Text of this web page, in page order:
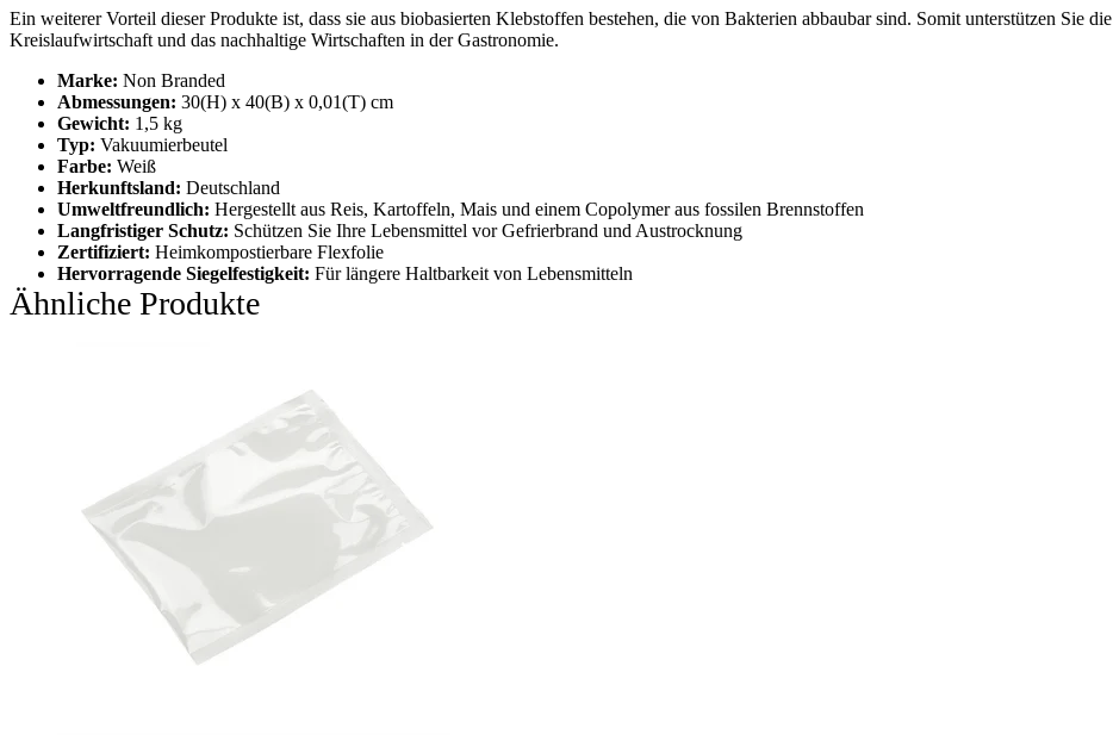
Ein weiterer Vorteil dieser Produkte ist, dass sie aus biobasierten Klebstoffen bestehen, die von Bakterien abbaubar sind. Somit unterstützen Sie die
Kreislaufwirtschaft und das nachhaltige Wirtschaften in der Gastronomie.
Marke: Non Branded
Abmessungen: 30(H) x 40(B) x 0,01(T) cm
Gewicht: 1,5 kg
Typ: Vakuumierbeutel
Farbe: Weiß
Herkunftsland: Deutschland
Umweltfreundlich: Hergestellt aus Reis, Kartoffeln, Mais und einem Copolymer aus fossilen Brennstoffen
Langfristiger Schutz: Schützen Sie Ihre Lebensmittel vor Gefrierbrand und Austrocknung
Zertifiziert: Heimkompostierbare Flexfolie
Hervorragende Siegelfestigkeit: Für längere Haltbarkeit von Lebensmitteln
Ähnliche Produkte